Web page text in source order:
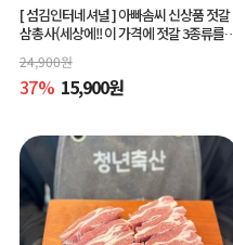
[ 섬김인터네셔널 ]아빠솜씨 신상품 젓갈
삼총사(세상에!! 이 가격에 젓갈 3종류를?)
24,900원
37% 15,900원